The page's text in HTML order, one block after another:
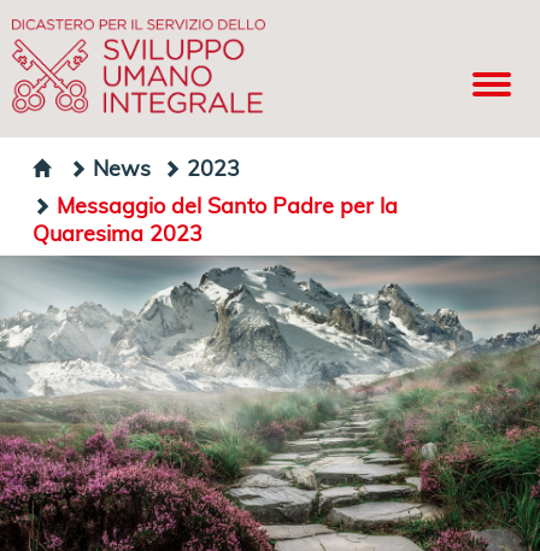
News
2023
Messaggio del Santo Padre per la
Quaresima 2023